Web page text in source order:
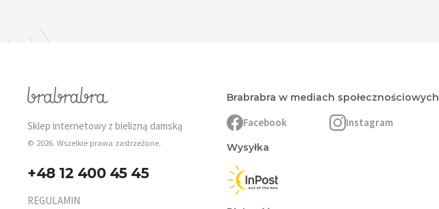
Sklep internetowy z bielizną damską
© 2026. Wszelkie prawa zastrzeżone.
+48 12 400 45 45
REGULAMIN
Brabrabra w mediach społecznościowych
Facebook Instagram
Wysyłka